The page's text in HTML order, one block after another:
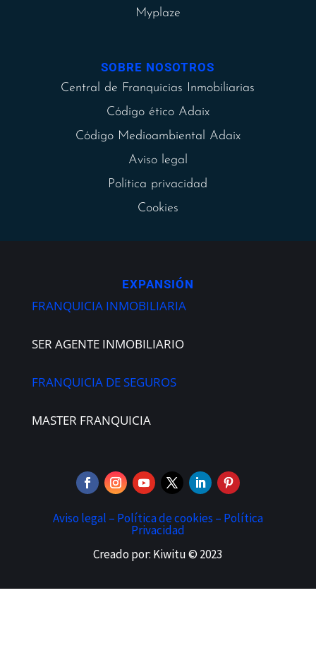
Myplaze
SOBRE NOSOTROS
Central de Franquicias Inmobiliarias
Código ético Adaix
Código Medioambiental Adaix
Aviso legal
Política privacidad
Cookies
EXPANSIÓN
FRANQUICIA INMOBILIARIA
SER AGENTE INMOBILIARIO
FRANQUICIA DE SEGUROS
MASTER FRANQUICIA
Aviso legal – Política de cookies – Política
Privacidad
Creado por: Kiwitu © 2023